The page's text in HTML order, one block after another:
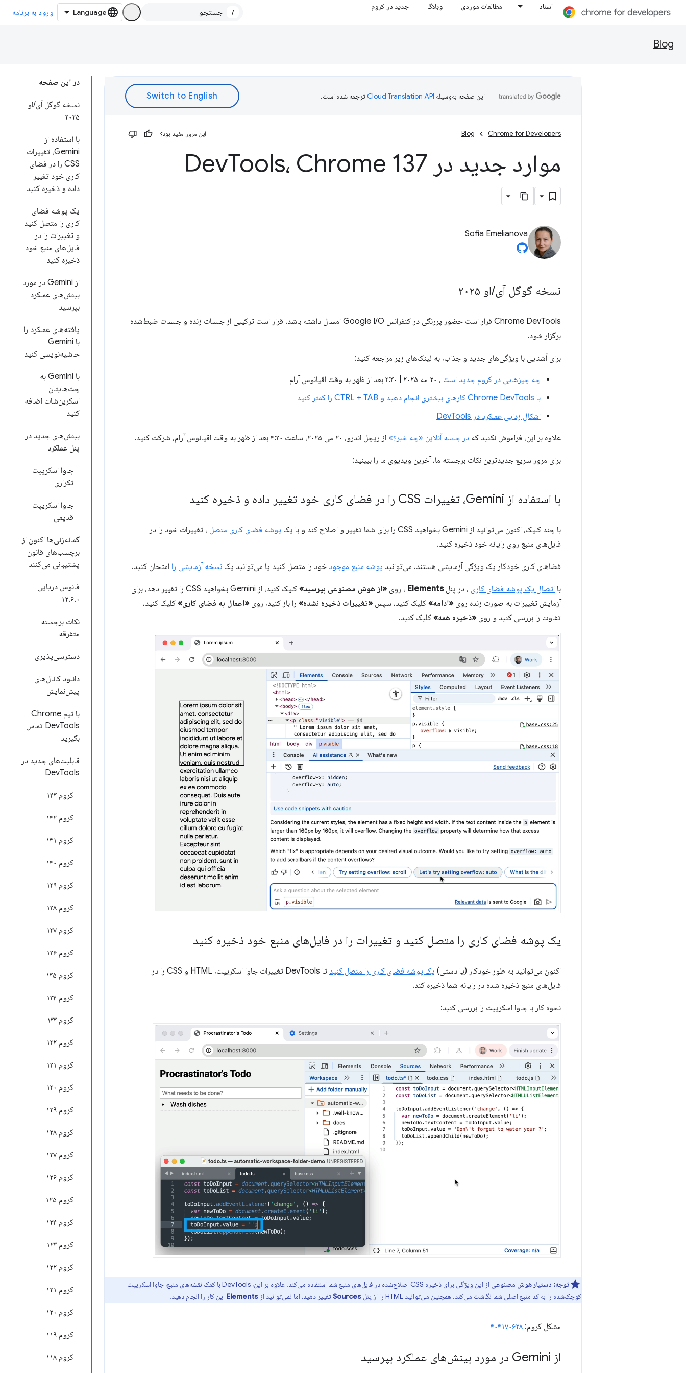
اسناد مطالعات موردی وبلاگ جدید در کروم
/ ورود به برنامه
Blog
در این صفحه
نسخه گوگل آی/او
۲۰۲۵
با استفاده از
Gemini، تغییرات
CSS را در فضای
کاری خود تغییر
داده و ذخیره کنید
یک پوشه فضای
کاری را متصل کنید
و تغییرات را در
فایل‌های منبع خود
ذخیره کنید
از Gemini در مورد
بینش‌های عملکرد
بپرسید
یافته‌های عملکرد را
با Gemini
حاشیه‌نویسی کنید
با Gemini به
چت‌هایتان
اسکرین‌شات اضافه
کنید
بینش‌های جدید در
پنل عملکرد
جاوا اسکریپت
تکراری
جاوا اسکریپت
قدیمی
گمانه‌زنی‌ها اکنون از
برچسب‌های قانون
پشتیبانی می‌کنند
فانوس دریایی
۱۲.۶.۰
نکات برجسته
متفرقه
دسترسی‌پذیری
دانلود کانال‌های
پیش‌نمایش
با تیم Chrome
DevTools تماس
بگیرید
قابلیت‌های جدید در
DevTools
کروم ۱۴۳
کروم ۱۴۲
کروم ۱۴۱
کروم ۱۴۰
کروم ۱۳۹
کروم ۱۳۸
کروم ۱۳۷
کروم ۱۳۶
کروم ۱۳۵
کروم ۱۳۴
کروم ۱۳۳
کروم ۱۳۲
کروم ۱۳۱
کروم ۱۳۰
کروم ۱۲۹
کروم ۱۲۸
کروم ۱۲۷
کروم ۱۲۶
کروم ۱۲۵
کروم ۱۲۴
کروم ۱۲۳
کروم ۱۲۲
کروم ۱۲۱
کروم ۱۲۰
کروم ۱۱۹
کروم ۱۱۸
این صفحه به‌وسیله ترجمه شده است.
Chrome for Developers
Blog این مرور مفید بود؟
موارد جدید در Dev Tools، Chrome 137
Sofia Emelianova
نسخه گوگل آی/او ۲۰۲۵
Chrome DevTools قرار است حضور پررنگی در کنفرانس Google I/O امسال داشته باشد. قرار است ترکیبی از جلسات زنده و جلسات ضبط‌شده
برگزار شود.
برای آشنایی با ویژگی‌های جدید و جذاب، به لینک‌های زیر مراجعه کنید:
چه چیزهایی در کروم جدید است ، ۲۰ مه ۲۰۲۵ | ۳:۳۰ بعد از ظهر به وقت اقیانوس آرام
با Chrome DevTools کارهای بیشتری انجام دهید و CTRL + TAB را کمتر کنید
اشکال زدایی عملکرد در DevTools
علاوه بر این، فراموش نکنید که در جلسه آنلاین «چه خبر؟» از ریچل اندرو، ۲۰ می ۲۰۲۵، ساعت ۴:۳۰ بعد از ظهر به وقت اقیانوس آرام، شرکت کنید.
برای مرور سریع جدیدترین نکات برجسته ما، آخرین ویدیوی ما را ببینید:
با استفاده از Gemini، تغییرات CSS را در فضای کاری خود تغییر داده و ذخیره کنید
با چند کلیک، اکنون می‌توانید از Gemini بخواهید CSS را برای شما تغییر و اصلاح کند و با یک پوشه فضای کاری متصل ، تغییرات خود را در
فایل‌های منبع روی رایانه خود ذخیره کنید.
فضاهای کاری خودکار یک ویژگی آزمایشی هستند. می‌توانید پوشه منبع موجود خود را متصل کنید یا می‌توانید یک نسخه آزمایشی را امتحان کنید.
با اتصال یک پوشه فضای کاری ، در پنلElements ، روی «از هوش مصنوعی بپرسید»
کلیک کنید، از Gemini بخواهید CSS را تغییر دهد، برای
آزمایش تغییرات به صورت زنده روی «ادامه» کلیک کنید، سپس «تغییرات ذخیره نشده» را باز کنید، روی «اعمال به فضای کاری» کلیک کنید،
تفاوت را بررسی کنید و روی «ذخیره همه» کلیک کنید.
یک پوشه فضای کاری را متصل کنید و تغییرات را در فایل‌های منبع خود ذخیره کنید
اکنون می‌توانید به طور خودکار (یا دستی) یک پوشه فضای کاری را متصل کنید
تا DevTools تغییرات جاوا اسکریپت، HTML و CSS را در
فایل‌های منبع ذخیره شده در رایانه شما ذخیره کند.
نحوه کار با جاوا اسکریپت را بررسی کنید:
توجه: دستیار هوش مصنوعی
از این ویژگی برای ذخیره CSS اصلاح‌شده در فایل‌های منبع شما استفاده می‌کند. علاوه بر این، DevTools با کمک نقشه‌های منبع، جاوا اسکریپت
کوچک‌شده را به کد منبع اصلی شما نگاشت می‌کند. همچنین می‌توانید HTML را از پنل
Sourcesتغییر دهید، اما نمی‌توانید از Elements این کار را انجام دهید.
مشکل کروم: ۴۰۴۱۷۰۶۲۸
از Gemini در مورد بینش‌های عملکرد بپرسید